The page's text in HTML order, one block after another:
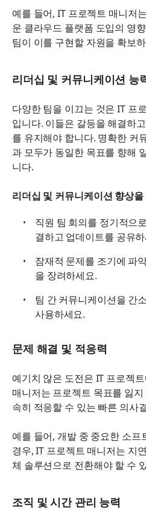
예를 들어, IT 프로젝트 매니저
운 클라우드 플랫폼 도입의 영
팀이 이를 구현할 자원을 확보
리더십 및 커뮤니케이션 능
다양한 팀을 이끄는 것은 IT 프
입니다. 이들은 갈등을 해결하
를 유지해야 합니다. 명확한 커
과 모두가 동일한 목표를 향해
니다.
리더십 및 커뮤니케이션 향상
직원 팀 회의를 정기적으
결하고 업데이트를 공유
잠재적 문제를 조기에 파
을 장려하세요.
팀 간 커뮤니케이션을 간
사용하세요.
문제 해결 및 적응력
예기치 않은 도전은 IT 프로젝
매니저는 프로젝트 목표를 잃
속히 적응할 수 있는 빠른 의사
예를 들어, 개발 중 중요한 소
경우, IT 프로젝트 매니저는 지
체 솔루션으로 전환해야 할 수
조직 및 시간 관리 능력